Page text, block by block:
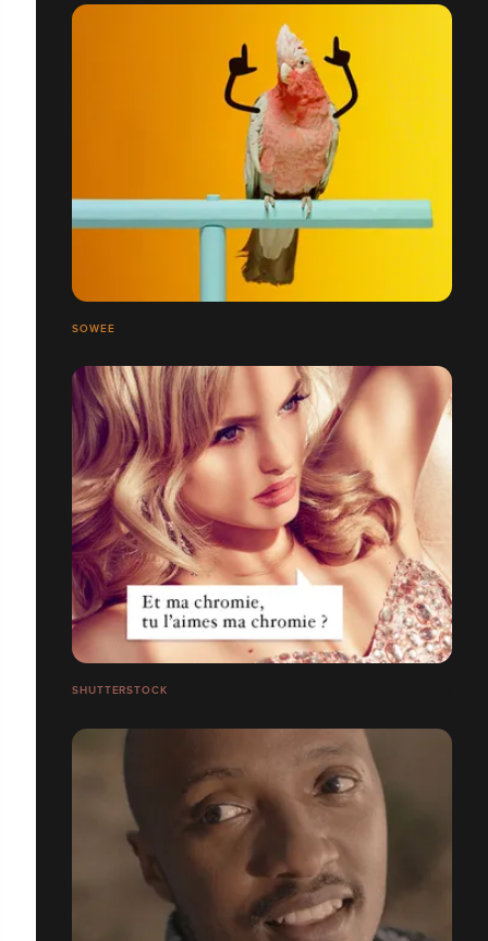
SOWEE
SHUTTERSTOCK